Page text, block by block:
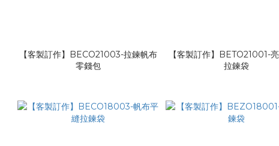
【客製訂作】BECO21003-拉鍊帆布
零錢包
【客製訂作】BETO21001-
拉鍊袋